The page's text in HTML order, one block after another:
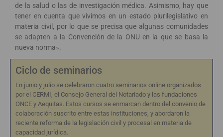
de la salud o las de investigación médica. Asimismo, hay que
tener en cuenta que vivimos en un estado plurilegislativo en
materia civil, por lo que se precisa que algunas comunidades
se adapten a la Convención de la ONU en la que se basa la
nueva norma».
Ciclo de seminarios
En junio y julio se celebraron cuatro seminarios online organizados
por el CERMI, el Consejo General del Notariado y las fundaciones
ONCE y Aequitas. Estos cursos se enmarcan dentro del convenio de
colaboración suscrito entre estas instituciones, y abordaron la
reciente reforma de la legislación civil y procesal en materia de
capacidad jurídica.